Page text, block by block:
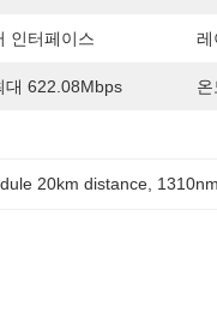
인터페이스 레
대 622.08Mbps
20km distance